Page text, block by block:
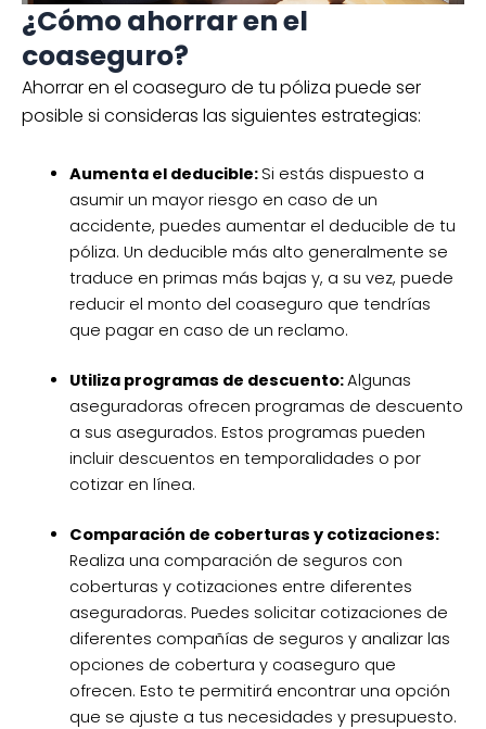
¿Cómo ahorrar en el
coaseguro?
Ahorrar en el coaseguro de tu póliza puede ser
posible si consideras las siguientes estrategias:
Aumenta el deducible: Si estás dispuesto a
asumir un mayor riesgo en caso de un
accidente, puedes aumentar el deducible de tu
póliza. Un deducible más alto generalmente se
traduce en primas más bajas y, a su vez, puede
reducir el monto del coaseguro que tendrías
que pagar en caso de un reclamo.
Utiliza programas de descuento:Algunas
aseguradoras ofrecen programas de descuento
a sus asegurados. Estos programas pueden
incluir descuentos en temporalidades o por
cotizar en línea.
Comparación de coberturas y cotizaciones:
Realiza una comparación de seguros con
coberturas y cotizaciones entre diferentes
aseguradoras. Puedes solicitar cotizaciones de
diferentes compañías de seguros y analizar las
opciones de cobertura y coaseguro que
ofrecen. Esto te permitirá encontrar una opción
que se ajuste a tus necesidades y presupuesto.